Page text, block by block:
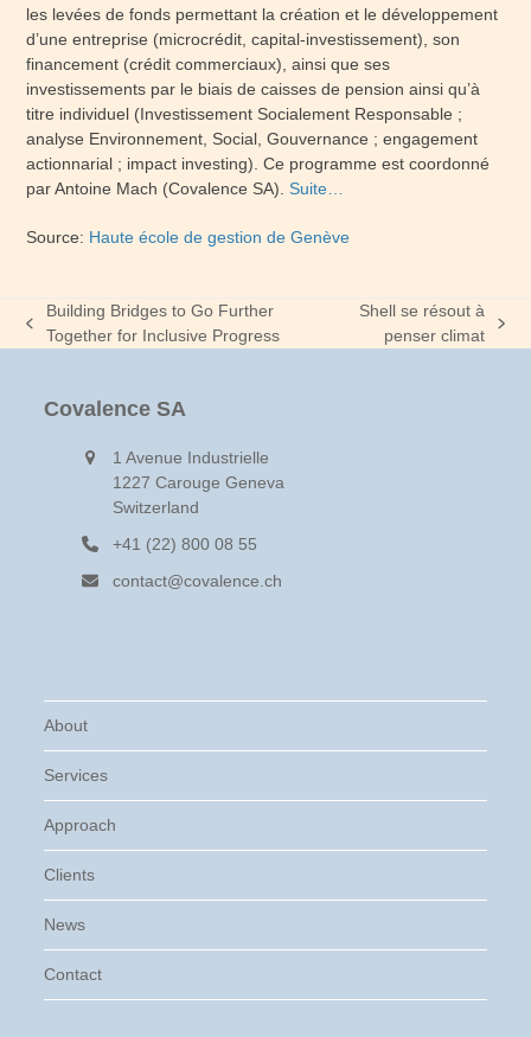
les levées de fonds permettant la création et le développement
d’une entreprise (microcrédit, capital-investissement), son
financement (crédit commerciaux), ainsi que ses
investissements par le biais de caisses de pension ainsi qu’à
titre individuel (Investissement Socialement Responsable ;
analyse Environnement, Social, Gouvernance ; engagement
actionnarial ; impact investing). Ce programme est coordonné
par Antoine Mach (Covalence SA).Suite…
Source: Haute école de gestion de Genève
previous
Building Bridges to Go Further
Together for Inclusive Progress
Shell se résout à
penser climat
Covalence SA
1 Avenue Industrielle
1227 Carouge Geneva
Switzerland
+41 (22) 800 08 55
contact@covalence.ch
About
Services
Approach
Clients
News
Contact